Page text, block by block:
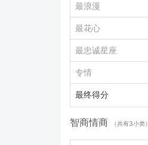
最浪漫
最花心
最忠诚星座
专情
最终得分
智商情商 （共有3小类）